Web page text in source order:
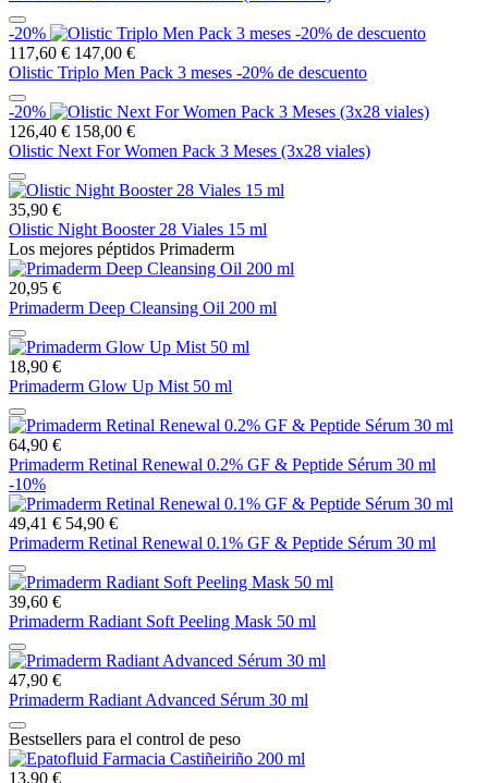
-20%
117,60 € 147,00 €
Olistic Triplo Men Pack 3 meses -20% de descuento
-20%
126,40 € 158,00 €
Olistic Next For Women Pack 3 Meses (3x28 viales)
35,90 €
Olistic Night Booster 28 Viales 15 ml
Los mejores péptidos Primaderm
20,95 €
Primaderm Deep Cleansing Oil 200 ml
18,90 €
Primaderm Glow Up Mist 50 ml
64,90 €
Primaderm Retinal Renewal 0.2% GF & Peptide Sérum 30 ml
-10%
49,41 € 54,90 €
Primaderm Retinal Renewal 0.1% GF & Peptide Sérum 30 ml
39,60 €
Primaderm Radiant Soft Peeling Mask 50 ml
47,90 €
Primaderm Radiant Advanced Sérum 30 ml
Bestsellers para el control de peso
13,90 €